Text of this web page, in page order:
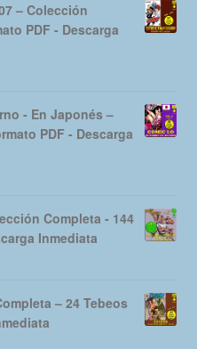
– Colección
PDF - Descarga
- En Japonés –
PDF - Descarga
Completa - 144
Inmediata
– 24 Tebeos